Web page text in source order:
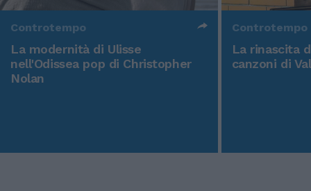
Controtempo
La modernità di Ulisse
nell'Odissea pop di Christopher
Nolan
Controtempo
La rinascita
canzoni di